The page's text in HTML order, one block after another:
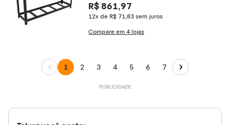
R$ 861,97
12x de R$ 71,83 sem juros
Compare em 4 lojas
1 2 3 4 5 6 7